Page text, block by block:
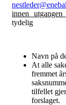
innen
tydelig
Navn på
At alle
fremmet
tilfellet
forslaget.